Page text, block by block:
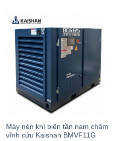
Máy nén khí biến tần nam châm
vĩnh cửu Kaishan BMVF11G